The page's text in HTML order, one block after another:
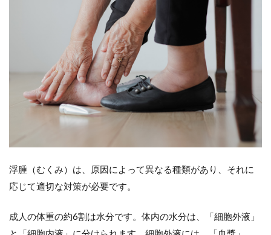
腫」
と
い
3
身性
浮
浮腫（むくみ）は、原因によって異なる種類があり、それに
応じて適切な対策が必要です。
成人の体重の約6割は水分です。体内の水分は、「細胞外液」